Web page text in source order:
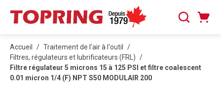
PASSER AU CONTENU PRINCIPAL
Recherche
Accueil / Traitement de l'air à l'outil
/
Filtres, régulateurs et lubrificateurs (FRL) /
Filtre régulateur 5 microns 15 à 125 PSI et filtre coalescent
0.01 micron 1/4 (F) NPT S50 MODULAIR 200